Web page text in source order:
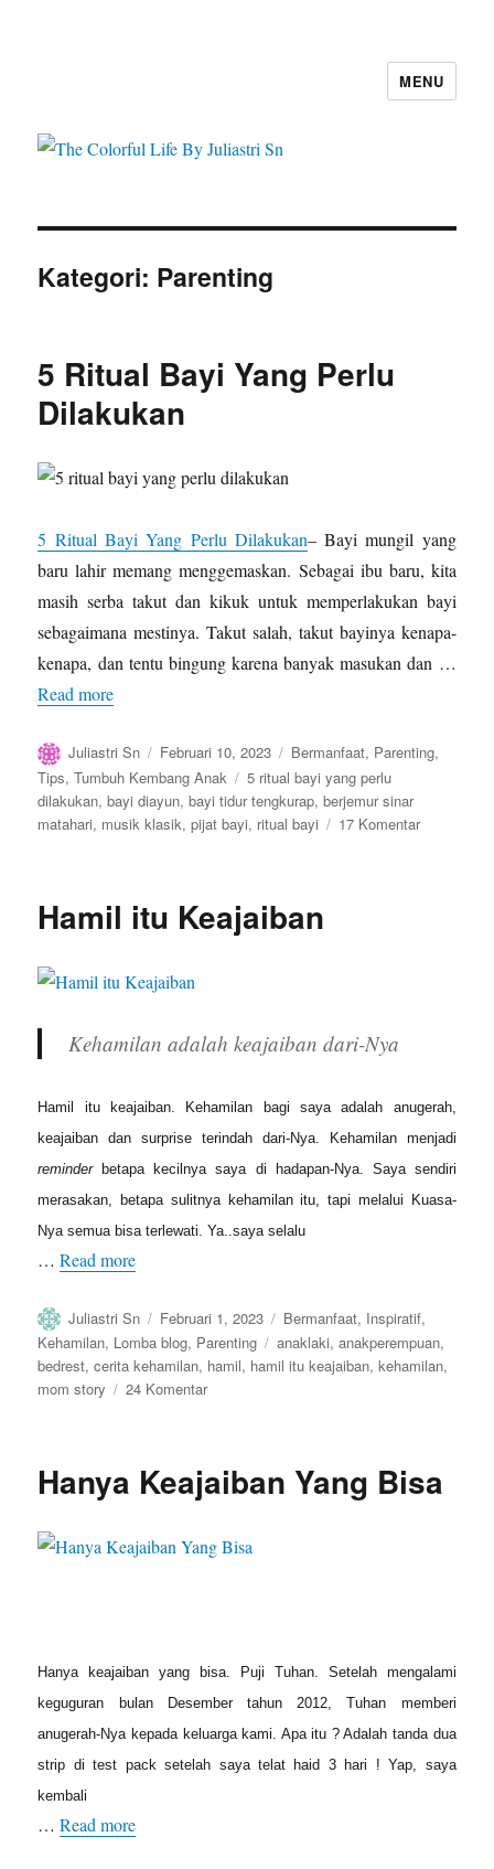
The Colorful Life By Juliastri SnMENU
Kategori: Parenting
5 Ritual Bayi Yang Perlu
Dilakukan
5 Ritual Bayi Yang Perlu Dilakukan– Bayi mungil yang
baru lahir memang menggemaskan. Sebagai ibu baru, kita
masih serba takut dan kikuk untuk memperlakukan bayi
sebagaimana mestinya. Takut salah, takut bayinya kenapa-
kenapa, dan tentu bingung karena banyak masukan dan …
Read more
Author
Juliastri Sn
Posted
on
Februari 10, 2023 Categories
Bermanfaat, Parenting,
Tips,Tumbuh Kembang Anak Tags
5 ritual bayi yang perlu
dilakukan,bayi diayun,bayi tidur tengkurap,berjemur sinar
matahari, musik klasik,pijat bayi, ritual bayi 17 Komentarpada
Hamil itu Keajaiban
Kehamilan adalah keajaiban dari-Nya
Hamil itu keajaiban. Kehamilan bagi saya adalah anugerah,
keajaiban dan surprise terindah dari-Nya. Kehamilan menjadi
reminderbetapa kecilnya saya di hadapan-Nya. Saya sendiri
merasakan, betapa sulitnya kehamilan itu, tapi melalui Kuasa-
Nya semua bisa terlewati. Ya..saya selalu
…Read more
Author
Juliastri Sn
Posted
on
Februari 1, 2023 Categories
Bermanfaat, Inspiratif,
Kehamilan, Lomba blog, Parenting Tags
anaklaki,anakperempuan,
bedrest,cerita kehamilan, hamil, hamil itu keajaiban,kehamilan,
mom story
24 Komentarpada
Hanya Keajaiban Yang Bisa
Hanya keajaiban yang bisa. Puji Tuhan. Setelah mengalami
keguguran bulan Desember tahun 2012, Tuhan memberi
anugerah-Nya kepada keluarga kami. Apa itu ? Adalah tanda dua
strip di test pack setelah saya telat haid 3 hari ! Yap, saya
kembali
…Read more